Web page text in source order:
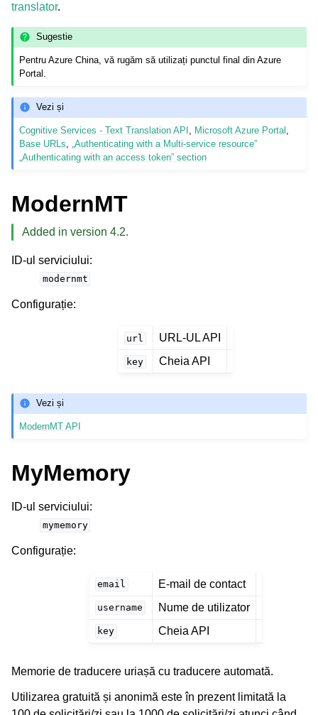
translator.
Sugestie
Pentru Azure China, vă rugăm să utilizați punctul final din Azure
Portal.
Vezi și
Cognitive Services - Text Translation API Microsoft Azure Portal
Base URLs
„Authenticating with a Multi-service resource”
„Authenticating with an access token” section
ModernMT
Added in version 4.2.
ID-ul serviciului:
modernmt
Configurație:
url URL-UL API
key Cheia API
Vezi și
ModernMT API
MyMemory
ID-ul serviciului:
mymemory
Configurație:
email E-mail de contact
username Nume de utilizator
key Cheia API
Memorie de traducere uriașă cu traducere automată.
Utilizarea gratuită și anonimă este în prezent limitată la